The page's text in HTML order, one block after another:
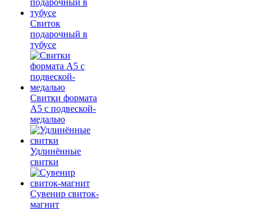
Свиток
подарочный в
тубусе
Свитки формата
А5 с подвеской-
медалью
Удлинённые
свитки
Сувенир свиток-
магнит